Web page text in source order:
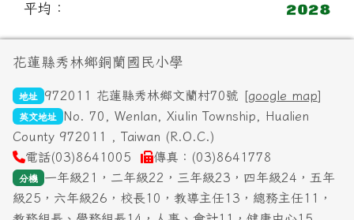
平均：
頁尾區域內容
花蓮縣秀林鄉銅蘭國民小學
地址 972011 花蓮縣秀林鄉文蘭村70號 [google map]
英文地址
No. 70, Wenlan, Xiulin Township, Hualien
County 972011 , Taiwan (R.O.C.)
電話(03)8641005
傳真：(03)8641778
分機
一年級21，二年級22，三年級23，四年級24，五年
級25，六年級26，校長10，教導主任13，總務主任11，